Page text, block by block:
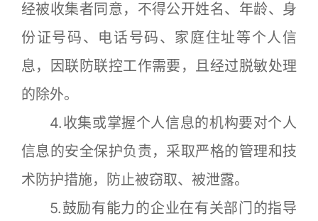
经被收集者同意，不得公开姓名、年龄、身
份证号码、电话号码、家庭住址等个人信
息，因联防联控工作需要，且经过脱敏处理
的除外。
4.收集或掌握个人信息的机构要对个人
信息的安全保护负责，采取严格的管理和技
术防护措施，防止被窃取、被泄露。
5.鼓励有能力的企业在有关部门的指导